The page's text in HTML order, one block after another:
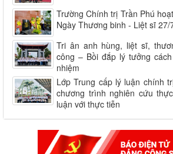
Trường Chính trị Trần Phú
Ngày Thương binh - Liệt sĩ 27/
Tri ân anh hùng, liệt sĩ,
công – Bồi đắp lý tưởng
nhiệm
Lớp Trung cấp lý luận chính
chương trình nghiên cứu
luận với thực tiễn